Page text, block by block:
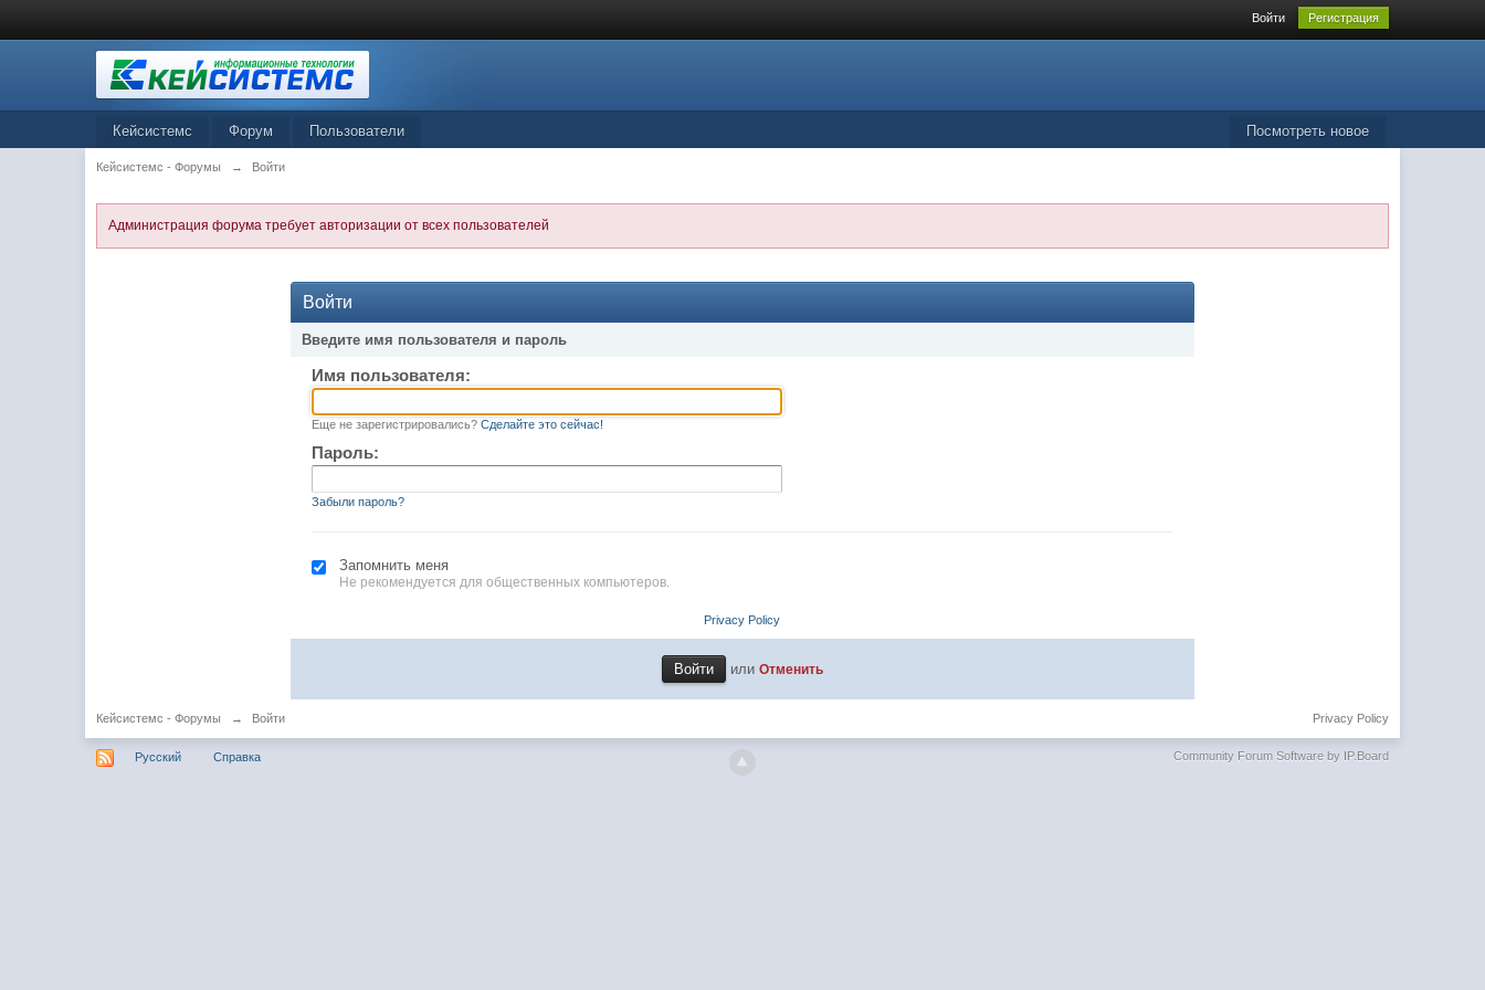
Войти Регистрация
Посмотреть новое
Кейсистемс Форум Пользователи
Кейсистемс - Форумы → Войти
Администрация форума требует авторизации от всех пользователей
Войти
Введите имя пользователя и пароль
Имя пользователя:
Еще не зарегистрировались? Сделайте это сейчас!
Пароль:
Забыли пароль?
Запомнить меня
Не рекомендуется для общественных компьютеров.
Privacy Policy
или Отменить
Кейсистемс - Форумы → Войти Privacy Policy
Русский Справка Community Forum Software by IP.Board